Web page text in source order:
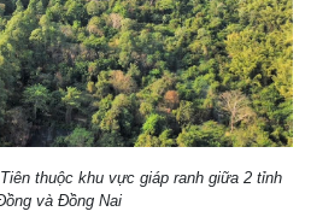
thuộc khu vực giáp ranh giữa 2 tỉnh
và Đồng Nai